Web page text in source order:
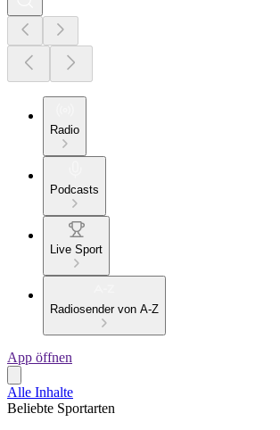
Radio
Podcasts
Live Sport
Radiosender von A-Z
App öffnen
Alle Inhalte
Beliebte Sportarten